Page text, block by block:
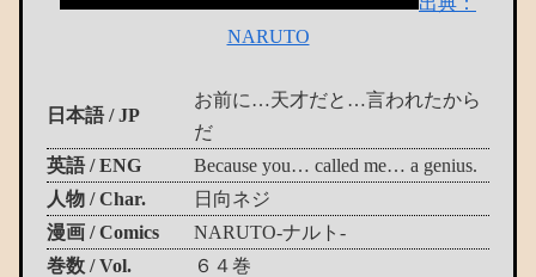
NARUTO
日本語 / JP
お前に…天才だと…言われたから
だ
英語 / ENG
Because you… called me… a genius.
人物 / Char.
日向ネジ
漫画 / Comics
NARUTO-ナルト-
巻数 / Vol.
６４巻